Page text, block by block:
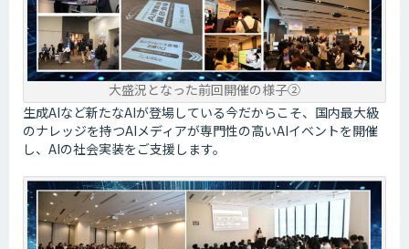
大盛況となった前回開催の様子②
生成AIなど新たなAIが登場している今だからこそ、国内最大級
のナレッジを持つAIメディアが専門性の高いAIイベントを開催
し、AIの社会実装をご支援します。